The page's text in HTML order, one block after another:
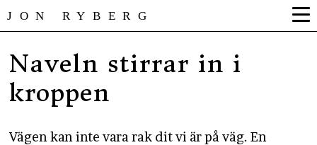
JON RYBERG
Naveln stirrar in i
kroppen
Vägen kan inte vara rak dit vi är på väg. En